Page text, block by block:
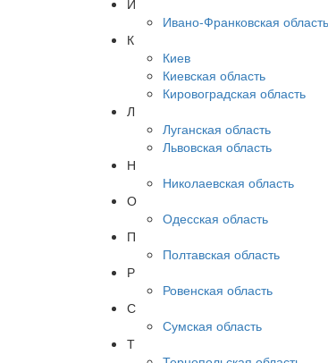
И
Ивано-Франковская область
К
Киев
Киевская область
Кировоградская область
Л
Луганская область
Львовская область
Н
Николаевская область
О
Одесская область
П
Полтавская область
Р
Ровенская область
С
Сумская область
Т